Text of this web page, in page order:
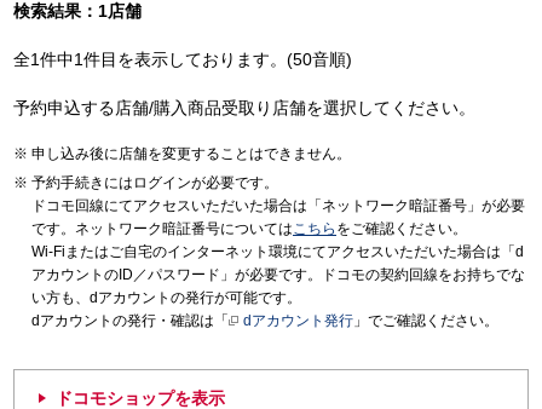
検索結果：1店舗
全1件中1件目を表示しております。(50音順)
予約申込する店舗/購入商品受取り店舗を選択してください。
申し込み後に店舗を変更することはできません。
予約手続きにはログインが必要です。
ドコモ回線にてアクセスいただいた場合は「ネットワーク暗証番号」が必要
です。ネットワーク暗証番号についてはこちら をご確認ください。
Wi-Fiまたはご自宅のインターネット環境にてアクセスいただいた場合は「d
アカウントのID／パスワード」が必要です。ドコモの契約回線をお持ちでな
い方も、dアカウントの発行が可能です。
dアカウントの発行・確認は「
dアカウント発行 」でご確認ください。
ドコモショップを表示